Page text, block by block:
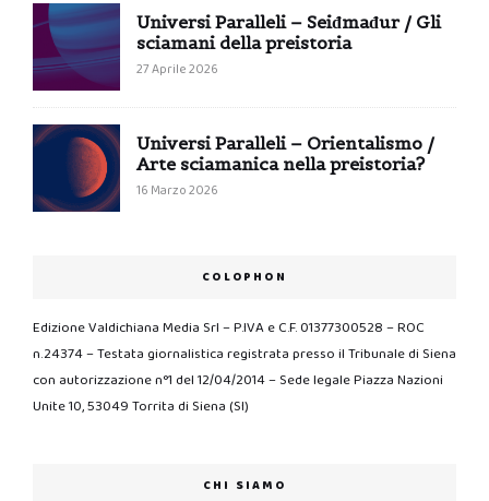
Universi Paralleli – Seiđmađur / Gli
sciamani della preistoria
27 Aprile 2026
Universi Paralleli – Orientalismo /
Arte sciamanica nella preistoria?
16 Marzo 2026
COLOPHON
Edizione Valdichiana Media Srl – P.IVA e C.F. 01377300528 – ROC
n.24374 – Testata giornalistica registrata presso il Tribunale di Siena
con autorizzazione n°1 del 12/04/2014 – Sede legale Piazza Nazioni
Unite 10, 53049 Torrita di Siena (SI)
CHI SIAMO